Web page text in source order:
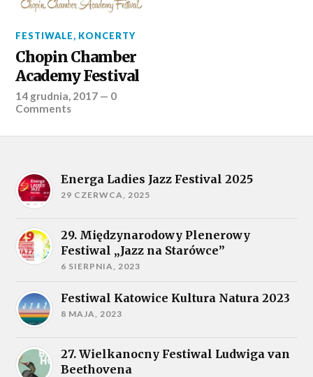
FESTIWALE, KONCERTY
Chopin Chamber
Academy Festival
14 grudnia, 2017 — 0
Comments
Energa Ladies Jazz Festival 2025
29 CZERWCA, 2025
29. Międzynarodowy Plenerowy
Festiwal „Jazz na Starówce”
6 SIERPNIA, 2023
Festiwal Katowice Kultura Natura 2023
8 MAJA, 2023
27. Wielkanocny Festiwal Ludwiga van
Beethovena